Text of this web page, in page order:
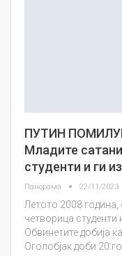
ПУТИН
Младите
студенти и ги
Панорама 22/11/2023
Летото 2008
четворица студенти
Обвинетите добија
Оголобјак доби 20